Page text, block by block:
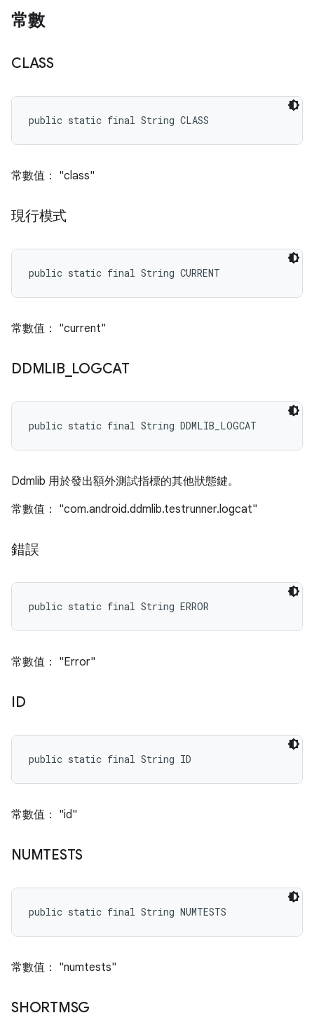
常數
CLASS
public static final String CLASS
常數值： "class"
現行模式
public static final String CURRENT
常數值： "current"
DDMLIB_ LOGCAT
public static final String DDMLIB_LOGCAT
Ddmlib 用於發出額外測試指標的其他狀態鍵。
常數值： "com.android.ddmlib.testrunner.logcat"
錯誤
public static final String ERROR
常數值： "Error"
ID
public static final String ID
常數值： "id"
NUMTESTS
public static final String NUMTESTS
常數值： "numtests"
SHORTMSG